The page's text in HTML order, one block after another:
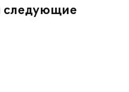
следующие